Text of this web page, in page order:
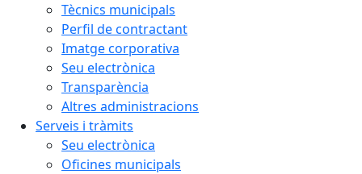
Tècnics municipals
Perfil de contractant
Imatge corporativa
Seu electrònica
Transparència
Altres administracions
Serveis i tràmits
Seu electrònica
Oficines municipals